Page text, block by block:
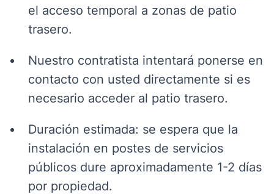
el acceso temporal a zonas de patio
trasero.
Nuestro contratista intentará ponerse en
contacto con usted directamente si es
necesario acceder al patio trasero.
Duración estimada: se espera que la
instalación en postes de servicios
públicos dure aproximadamente 1-2 días
por propiedad.